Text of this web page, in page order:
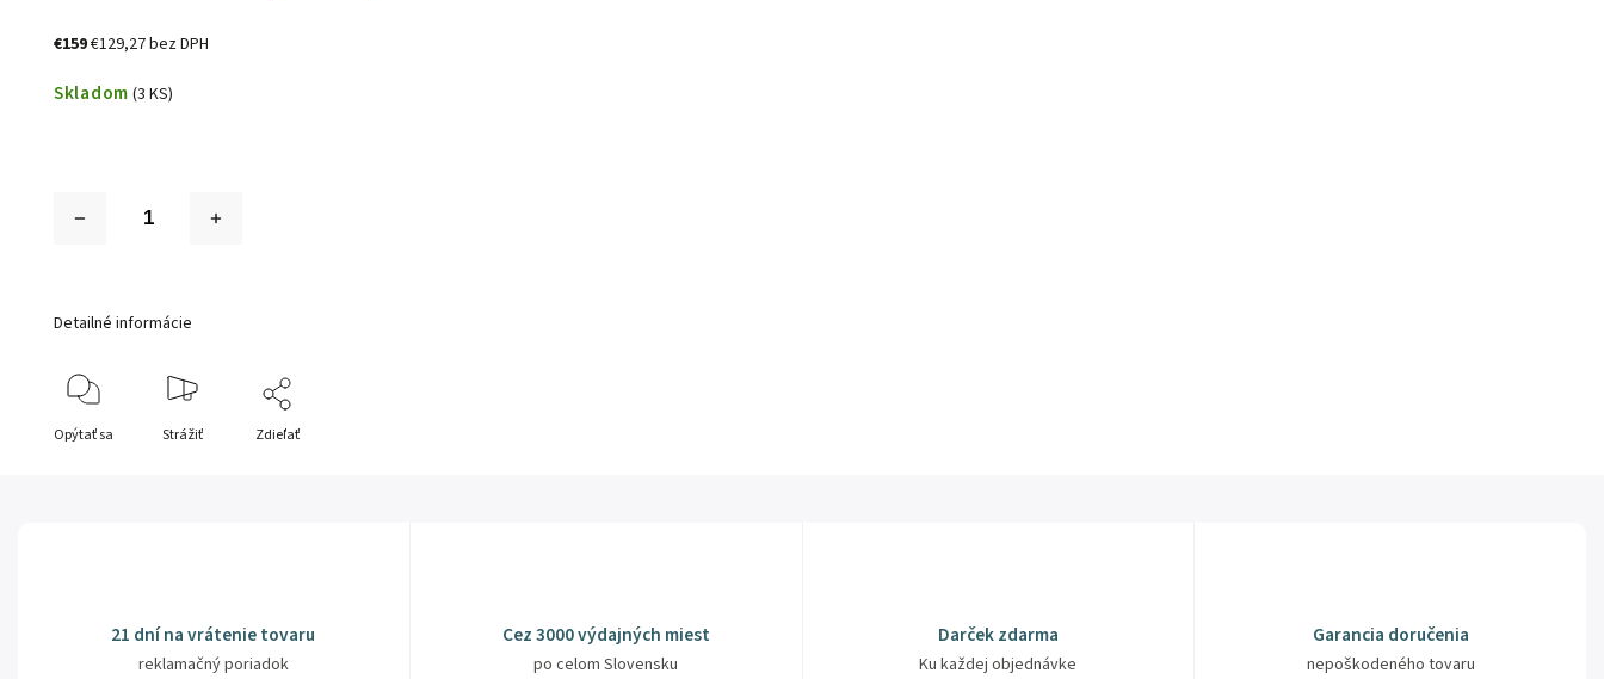
€159€129,27 bez DPH
Skladom (3 KS)
Detailné informácie
Opýtať sa Strážiť Zdieľať
21 dní na vrátenie tovaru
reklamačný poriadok
Cez 3000 výdajných miest
po celom Slovensku
Darček zdarma
Ku každej objednávke
Garancia doručenia
nepoškodeného tovaru